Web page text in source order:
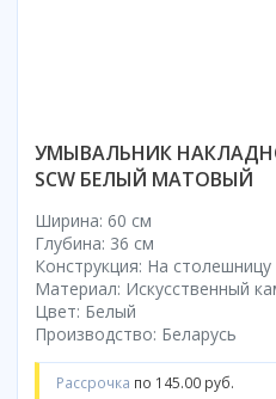
Высокие
Низкие
200 см
До 200 см
Смотреть все
Комплектующие
Ролики
УМЫВАЛЬНИК
SCW БЕЛЫЙ МАТОВЫЙ
Ширина: 60 см
Глубина: 36 см
Конструкция: На столешницу
Материал: Искусственный
Цвет: Белый
Производство: Беларусь
Рассрочка по 145.00 руб.